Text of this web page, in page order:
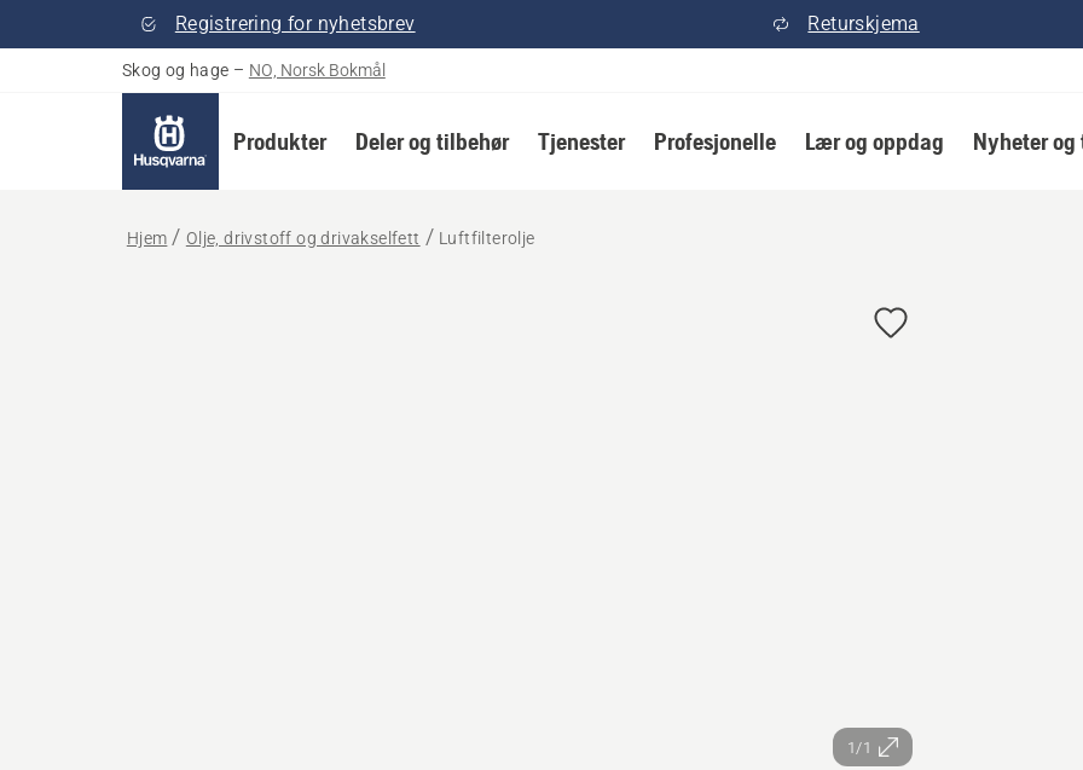
Registrering for nyhetsbrev Returskjema
Skog og hage – NO, Norsk Bokmål
Produkter Deler og tilbehør Tjenester Profesjonelle Lær og oppdag Nyheter
Hjem Olje, drivstoff og drivakselfett Luftfilterolje
1/1